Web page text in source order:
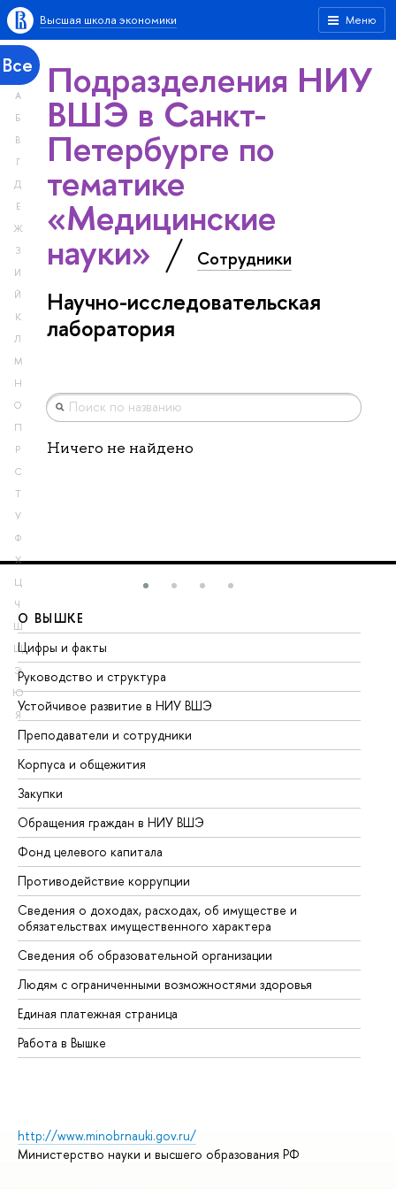
Меню
Высшая школа экономики
Все
А
Б
В
Г
Д
Е
Ж
З
И
Й
К
Л
М
Н
О
П
Р
С
Т
У
Ф
Х
Ц
Ч
Ш
Щ
Э
Ю
Я
Подразделения НИУ
ВШЭ в Санкт-
Петербурге по
тематике
«Медицинские
науки» Сотрудники
Научно-исследовательская
лаборатория
Ничего не найдено
О ВЫШКЕ
Цифры и факты
Руководство и структура
Устойчивое развитие в НИУ ВШЭ
Преподаватели и сотрудники
Корпуса и общежития
Закупки
Обращения граждан в НИУ ВШЭ
Фонд целевого капитала
Противодействие коррупции
Сведения о доходах, расходах, об имуществе и
обязательствах имущественного характера
Сведения об образовательной организации
Людям с ограниченными возможностями здоровья
Единая платежная страница
Работа в Вышке
http://www.minobrnauki.gov.ru/
Министерство науки и высшего образования РФ